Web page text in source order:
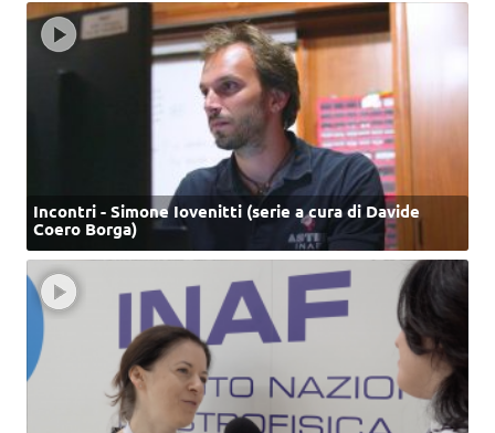
Incontri - Simone Iovenitti (serie a cura di Davide
Coero Borga)